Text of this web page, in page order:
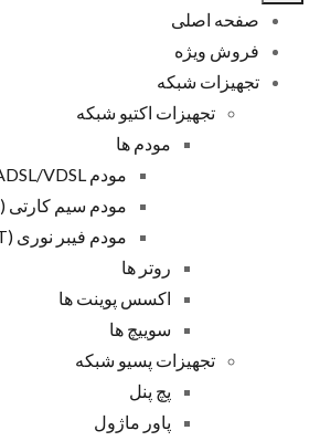
صفحه اصلی
فروش ویژه
تجهیزات شبکه
تجهیزات اکتیو شبکه
مودم ها
مودم ADSL/VDSL
مودم سیم کارتی (4G)
مودم فیبر نوری (ONT)
روتر ها
اکسس پوینت ها
سوییچ ها
تجهیزات پسیو شبکه
پچ پنل
پاور ماژول